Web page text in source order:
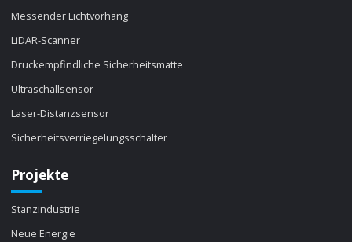
Messender Lichtvorhang
LiDAR-Scanner
Druckempfindliche Sicherheitsmatte
Ultraschallsensor
Laser-Distanzsensor
Sicherheitsverriegelungsschalter
Projekte
Stanzindustrie
Neue Energie